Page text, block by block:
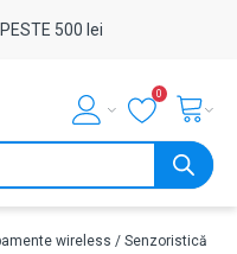
500 lei
0
wireless / Senzoristică